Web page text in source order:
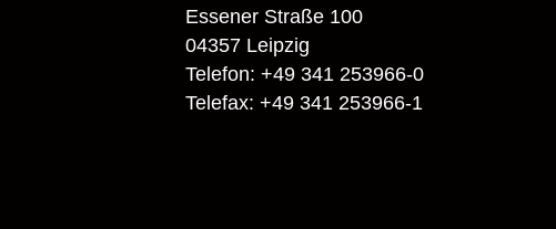
Essener Straße 100
04357 Leipzig
Telefon: +49 341 253966-0
Telefax: +49 341 253966-1